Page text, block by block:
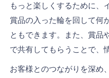
もっと楽しくするために、
賞品の入った輪を回して何
ともできます。また、賞品
で共有してもらうことで、
お客様とのつながりを深め